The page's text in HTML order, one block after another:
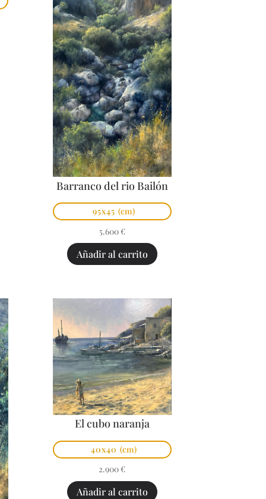
Barranco del rio Bailón
95x45 (cm)
5.600 €
Añadir al carrito
El cubo naranja
40x40 (cm)
2.900 €
Añadir al carrito